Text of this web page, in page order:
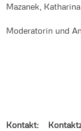
Mazanek,
Moderatorin und
Kontakt: